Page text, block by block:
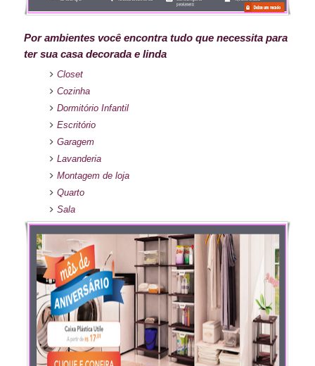
Por ambientes você encontra tudo que necessita para
ter sua casa decorada e linda
Closet
Cozinha
Dormitório Infantil
Escritório
Garagem
Lavanderia
Montagem de loja
Quarto
Sala